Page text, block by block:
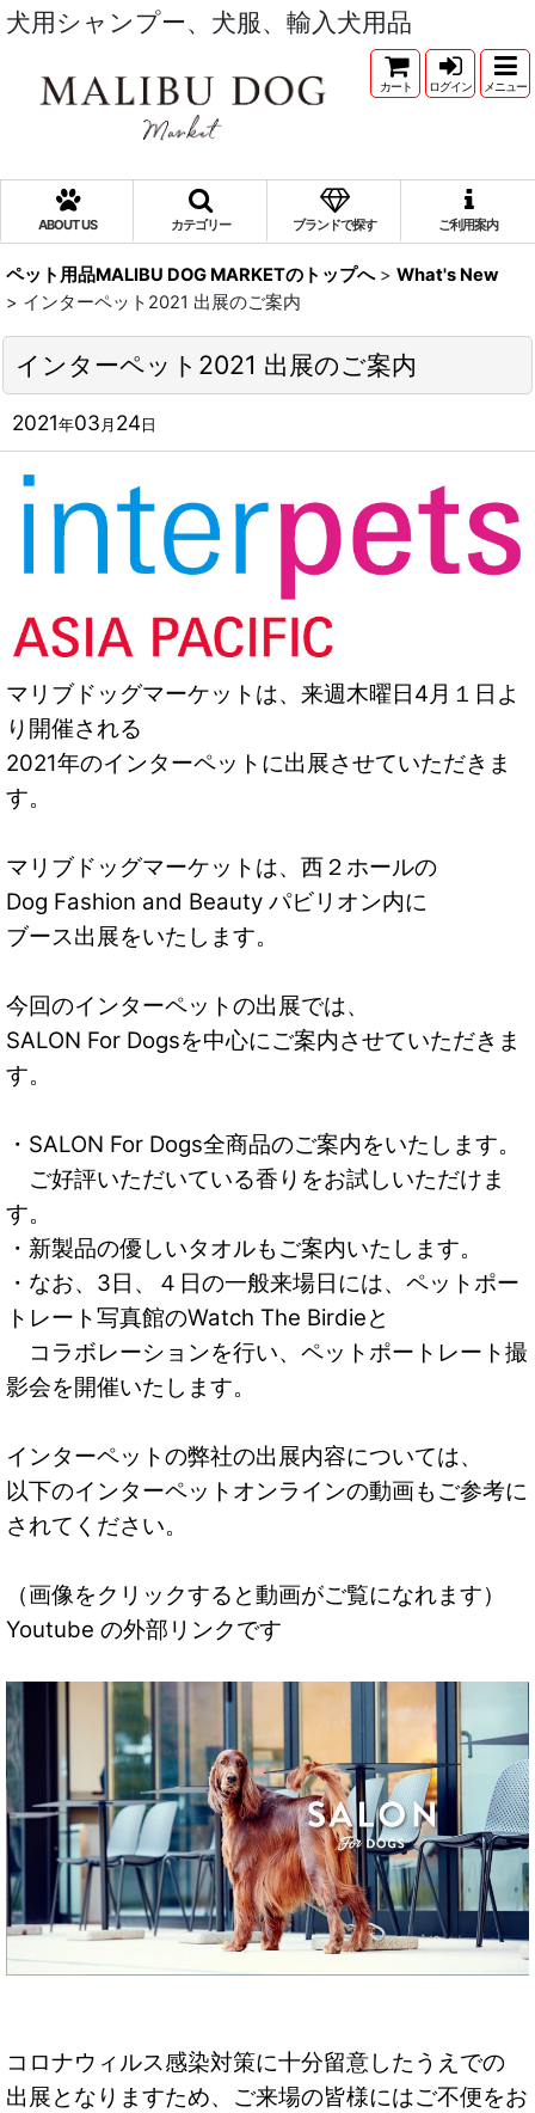
犬用シャンプー、犬服、輸入犬用品
カート ログイン メニュー
ABOUT US カテゴリー ブランドで探す ご利用案内
ペット用品MALIBU DOG MARKETのトップへ > What's New
> インターペット2021 出展のご案内
インターペット2021 出展のご案内
2021年03 月24日
マリブドッグマーケットは、来週木曜日4月１日よ
り開催される
2021年のインターペットに出展させていただきま
す。
マリブドッグマーケットは、西２ホールの
Dog Fashion and Beauty パビリオン内に
ブース出展をいたします。
今回のインターペットの出展では、
SALON For Dogsを中心にご案内させていただきま
す。
・SALON For Dogs全商品のご案内をいたします。
ご好評いただいている香りをお試しいただけま
す。
・新製品の優しいタオルもご案内いたします。
・なお、3日、４日の一般来場日には、ペットポー
トレート写真館のWatch The Birdieと
コラボレーションを行い、ペットポートレート撮
影会を開催いたします。
インターペットの弊社の出展内容については、
以下のインターペットオンラインの動画もご参考に
されてください。
（画像をクリックすると動画がご覧になれます）
Youtube の外部リンクです
コロナウィルス感染対策に十分留意したうえでの
出展となりますため、ご来場の皆様にはご不便をお